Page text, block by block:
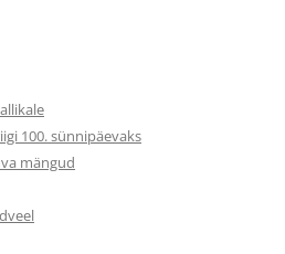
100. sünnipäevaks
mängud